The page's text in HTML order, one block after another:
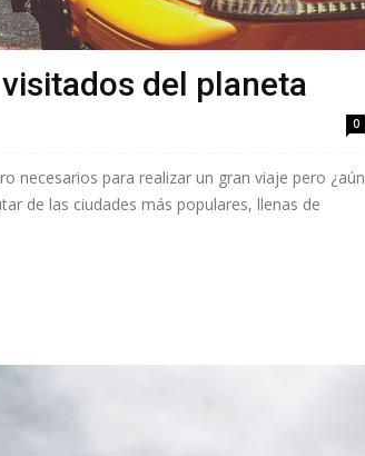
del planeta
0
necesarios para realizar un gran viaje pero ¿aún
de las ciudades más populares, llenas de